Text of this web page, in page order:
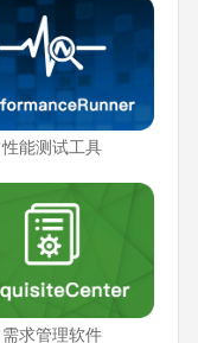
性能测试工具
需求管理软件